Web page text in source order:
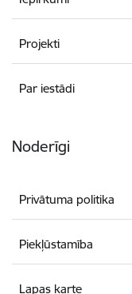
Projekti
Par iestādi
Noderīgi
Privātuma politika
Piekļūstamība
Lapas karte